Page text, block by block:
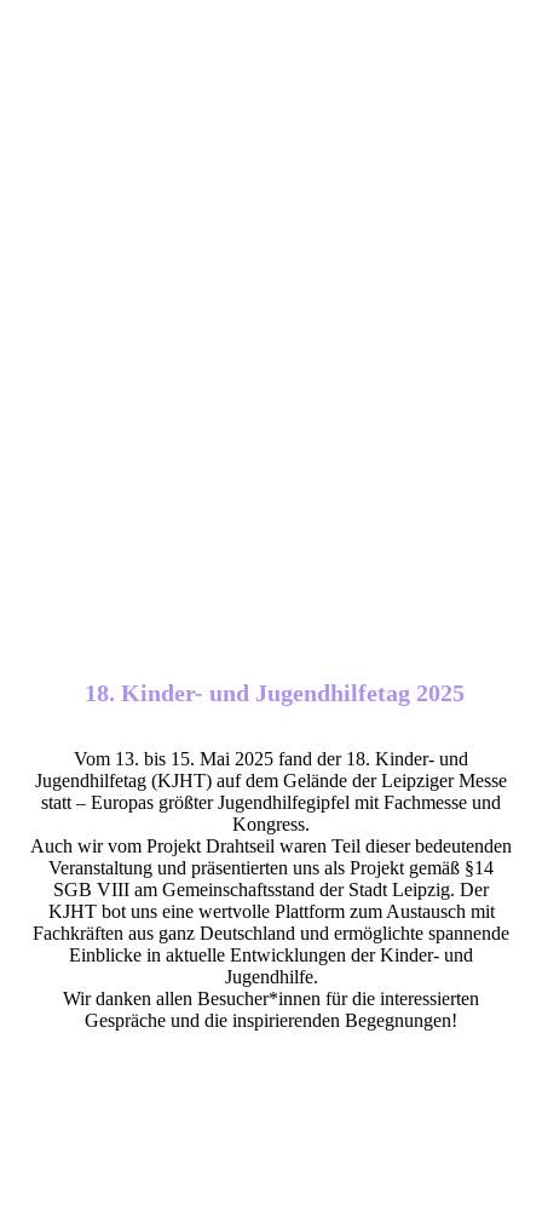
18. Kinder- und Jugendhilfetag 2025
Vom 13. bis 15. Mai 2025 fand der 18. Kinder- und
Jugendhilfetag (KJHT) auf dem Gelände der Leipziger Messe
statt – Europas größter Jugendhilfegipfel mit Fachmesse und
Kongress.
Auch wir vom Projekt Drahtseil waren Teil dieser bedeutenden
Veranstaltung und präsentierten uns als Projekt gemäß §14
SGB VIII am Gemeinschaftsstand der Stadt Leipzig. Der
KJHT bot uns eine wertvolle Plattform zum Austausch mit
Fachkräften aus ganz Deutschland und ermöglichte spannende
Einblicke in aktuelle Entwicklungen der Kinder- und
Jugendhilfe.
Wir danken allen Besucher*innen für die interessierten
Gespräche und die inspirierenden Begegnungen!